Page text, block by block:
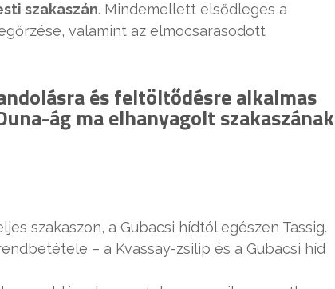
szakaszán. Mindemellett elsődleges a
valamint az elmocsarasodott
és feltöltődésre alkalmas
ág ma elhanyagolt szakaszának
szakaszon, a Gubacsi hídtól egészen Tassig.
– a Kvassay-zsilip és a Gubacsi híd